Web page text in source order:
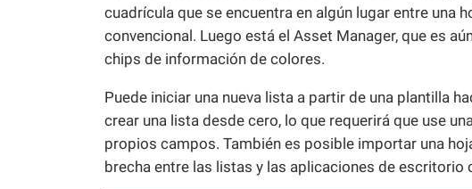
cuadrícula que se encuentra en algún lugar entre una
convencional. Luego está el Asset Manager, que es
chips de información de colores.
Puede iniciar una nueva lista a partir de una plantilla
crear una lista desde cero, lo que requerirá que use
propios campos. También es posible importar una
brecha entre las listas y las aplicaciones de escritorio